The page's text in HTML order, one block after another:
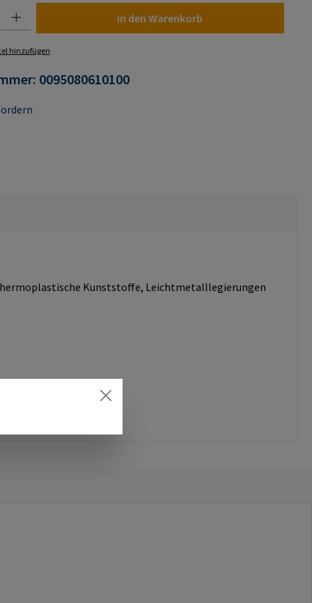
In den Warenkorb
hinzufügen
0095080610100
Kunststoffe, Leichtmetalllegierungen